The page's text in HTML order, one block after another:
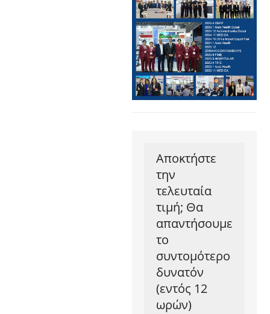
Αποκτήστε
την
τελευταία
τιμή; Θα
απαντήσουμε
το
συντομότερο
δυνατόν
(εντός 12
ωρών)